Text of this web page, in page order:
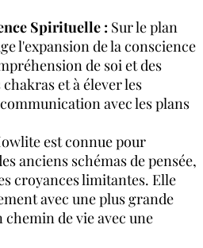
Spirituelle : Sur le plan
l'expansion de la conscience
de soi et des
et à élever les
avec les plans
est connue pour
anciens schémas de pensée,
croyances limitantes. Elle
avec une plus grande
de vie avec une